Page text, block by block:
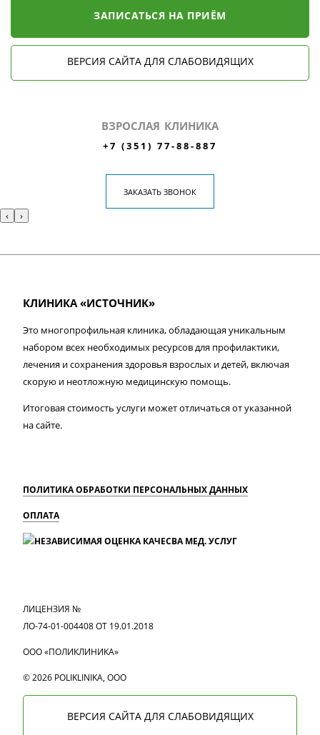
ЗАПИСАТЬСЯ НА ПРИЁМ
ВЕРСИЯ САЙТА ДЛЯ СЛАБОВИДЯЩИХ
ВЗРОСЛАЯ КЛИНИКА
+7 (351) 77-88-887
ЗАКАЗАТЬ ЗВОНОК
‹ ›
КЛИНИКА «ИСТОЧНИК»
Это многопрофильная клиника, обладающая уникальным
набором всех необходимых ресурсов для профилактики,
лечения и сохранения здоровья взрослых и детей, включая
скорую и неотложную медицинскую помощь.
Итоговая стоимость услуги может отличаться от указанной
на сайте.
ПОЛИТИКА ОБРАБОТКИ ПЕРСОНАЛЬНЫХ ДАННЫХ
ОПЛАТА
ЛИЦЕНЗИЯ №
ЛО-74-01-004408 ОТ 19.01.2018
ООО «ПОЛИКЛИНИКА»
© 2026 POLIKLINIKA, OOO
ВЕРСИЯ САЙТА ДЛЯ СЛАБОВИДЯЩИХ